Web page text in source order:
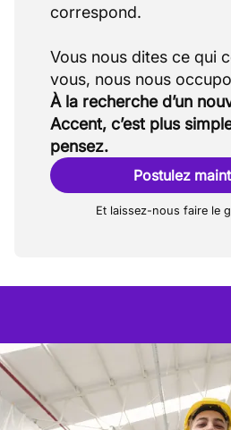
correspond.
Vous nous dites ce qui
À la recherche d’un
Accent, c’est plus
pensez.
Postulez
Et laissez-nous faire le